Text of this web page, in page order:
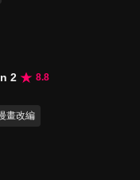
2
8.8
畫改編